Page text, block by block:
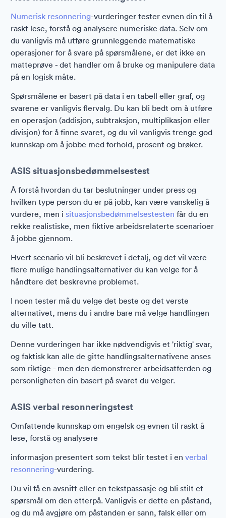
Numerisk resonnering-vurderinger tester evnen din til å
raskt lese, forstå og analysere numeriske data. Selv om
du vanligvis må utføre grunnleggende matematiske
operasjoner for å svare på spørsmålene, er det ikke en
matteprøve - det handler om å bruke og manipulere data
på en logisk måte.
Spørsmålene er basert på data i en tabell eller graf, og
svarene er vanligvis flervalg. Du kan bli bedt om å utføre
en operasjon (addisjon, subtraksjon, multiplikasjon eller
divisjon) for å finne svaret, og du vil vanligvis trenge god
kunnskap om å jobbe med forhold, prosent og brøker.
ASIS situasjonsbedømmelsestest
Å forstå hvordan du tar beslutninger under press og
hvilken type person du er på jobb, kan være vanskelig å
vurdere, men i situasjonsbedømmelsestesten får du en
rekke realistiske, men fiktive arbeidsrelaterte scenarioer
å jobbe gjennom.
Hvert scenario vil bli beskrevet i detalj, og det vil være
flere mulige handlingsalternativer du kan velge for å
håndtere det beskrevne problemet.
I noen tester må du velge det beste og det verste
alternativet, mens du i andre bare må velge handlingen
du ville tatt.
Denne vurderingen har ikke nødvendigvis et 'riktig' svar,
og faktisk kan alle de gitte handlingsalternativene anses
som riktige - men den demonstrerer arbeidsatferden og
personligheten din basert på svaret du velger.
ASIS verbal resonneringstest
Omfattende kunnskap om engelsk og evnen til raskt å
lese, forstå og analysere
informasjon presentert som tekst blir testet i en verbal
resonnering-vurdering.
Du vil få en avsnitt eller en tekstpassasje og bli stilt et
spørsmål om den etterpå. Vanligvis er dette en påstand,
og du må avgjøre om påstanden er sann, falsk eller om